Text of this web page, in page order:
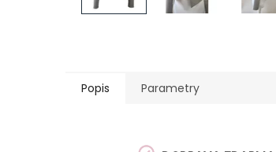
Popis Parametry